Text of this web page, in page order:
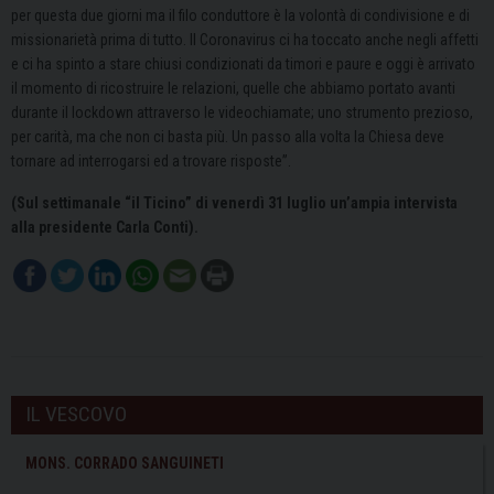
per questa due giorni ma il filo conduttore è la volontà di condivisione e di
missionarietà prima di tutto. Il Coronavirus ci ha toccato anche negli affetti
e ci ha spinto a stare chiusi condizionati da timori e paure e oggi è arrivato
il momento di ricostruire le relazioni, quelle che abbiamo portato avanti
durante il lockdown attraverso le videochiamate; uno strumento prezioso,
per carità, ma che non ci basta più. Un passo alla volta la Chiesa deve
tornare ad interrogarsi ed a trovare risposte”.
(Sul settimanale “il Ticino” di venerdì 31 luglio un’ampia intervista
alla presidente Carla Conti).
IL VESCOVO
MONS. CORRADO SANGUINETI